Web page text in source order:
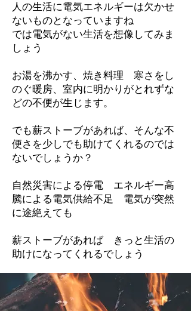
​人の生活に電気エネルギーは欠かせ
ないものとなっていますね
​では電気がない生活を想像してみま
しょう
​お湯を沸かす、焼き料理 寒さをし
のぐ暖房、室内に明かりがとれずな
どの不便が生じます。
​でも薪ストーブがあれば、そんな不
便さを少しでも助けてくれるのでは
ないでしょうか？
自然災害による停電 エネルギー高
騰による電気供給不足 電気が突然
に途絶えても
​薪ストーブがあれば きっと生活の
助けになってくれるでしょう